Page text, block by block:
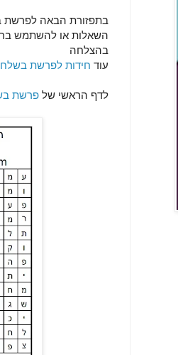
בתפזורת הבאה לפרשת
השאלות או להשתמש
בהצלחה
עוד חידות לפרשת בשלח
לדף הראשי של פרשת